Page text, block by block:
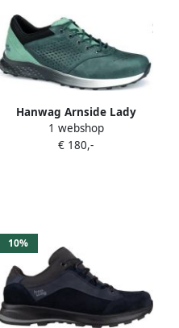
Hanwag Arnside Lady
Wandelschoen Dames
Petrol Lichtgroen
1 webshop
€ 180,-
10%